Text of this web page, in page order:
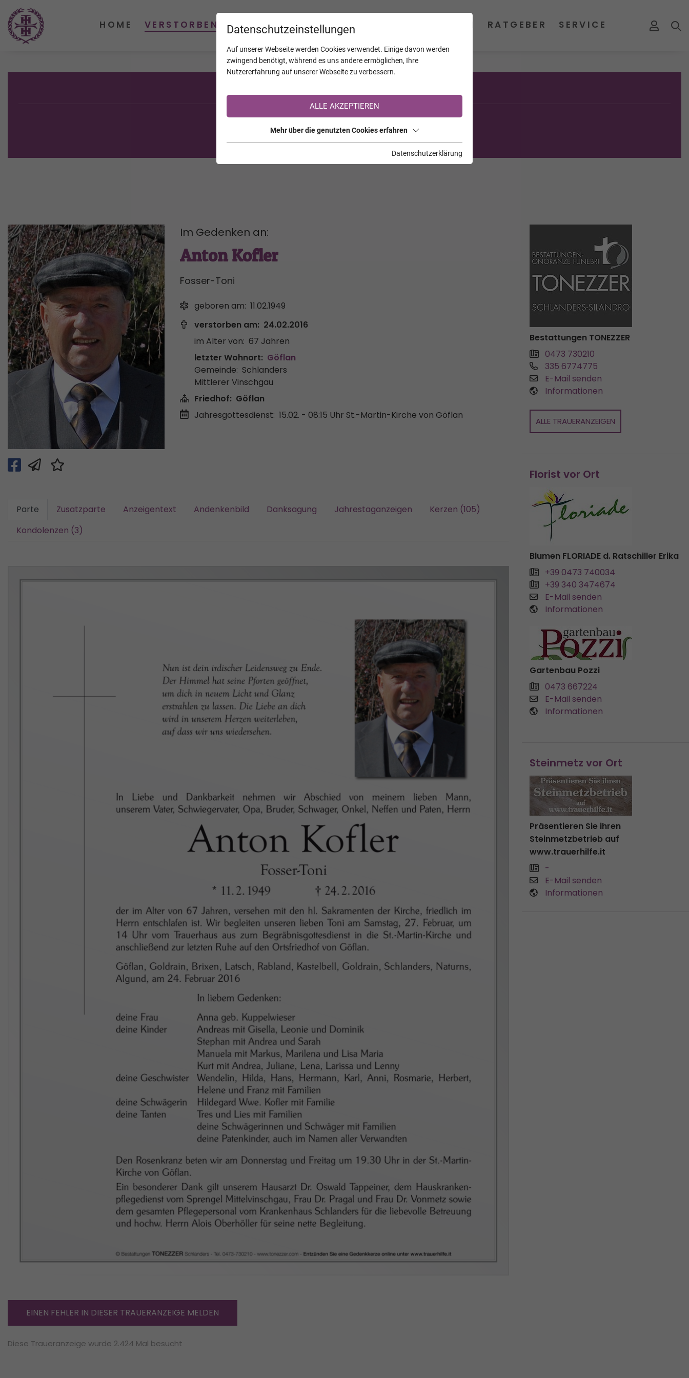
Sie sind noch nicht auf TrauerHilfe.it registriert?
>> zur kostenlosen Registrierung <<
Im Gedenken an:
Anton Kofler
Fosser-Toni
geboren am: 11.02.1949
verstorben am: 24.02.2016
im Alter von: 67 Jahren
letzter Wohnort: Göflan
Gemeinde: Schlanders
Mittlerer Vinschgau
Friedhof: Göflan
Jahresgottesdienst: 15.02. - 08:15 Uhr St.-Martin-Kirche von Göflan
Parte Zusatzparte Anzeigentext Andenkenbild Danksagung Jahrestaganzeigen
Kerzen (105)
Kondolenzen (3)
Bestattungen TONEZZER
0473 730210
335 6774775
E-Mail senden
Informationen
ALLE TRAUERANZEIGEN
Florist vor Ort
Blumen FLORIADE d. Ratschiller Erika
+39 0473 740034
+39 340 3474674
E-Mail senden
Informationen
Gartenbau Pozzi
0473 667224
E-Mail senden
Informationen
Steinmetz vor Ort
Präsentieren Sie ihren
Steinmetzbetrieb auf
www.trauerhilfe.it
-
E-Mail senden
Informationen
EINEN FEHLER IN DIESER TRAUERANZEIGE MELDEN
Diese Traueranzeige wurde 2.424 Mal besucht
Datenschutzeinstellungen
Auf unserer Webseite werden Cookies verwendet. Einige davon werden
zwingend benötigt, während es uns andere ermöglichen, Ihre
Nutzererfahrung auf unserer Webseite zu verbessern.
ALLE AKZEPTIEREN
Mehr über die genutzten Cookies erfahren
Datenschutzerklärung
HOME VERSTORBENE KALENDER JAHRESTAGE UNTERNEHMEN RATGEBER SERVICE